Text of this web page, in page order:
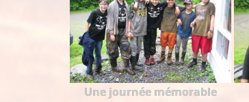
Une journée mémorable